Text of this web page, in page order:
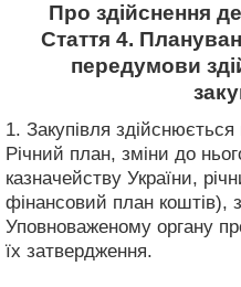
Про здійснення
Стаття 4.
передумови
1. Закупівля здійснюється
Річний план, зміни до
казначейству України,
фінансовий план коштів),
Уповноваженому органу
їх затвердження.